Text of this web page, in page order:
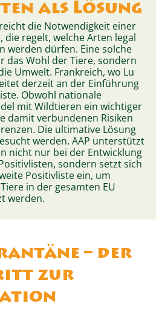
als Lösung
die Notwendigkeit einer
, die regelt, welche Arten legal
werden dürfen. Eine solche
das Wohl der Tiere, sondern
Umwelt. Frankreich, wo Lu
derzeit an der Einführung
Obwohl nationale
mit Wildtieren ein wichtiger
damit verbundenen Risiken
Die ultimative Lösung
werden. AAP unterstützt
nicht nur bei der Entwicklung
sondern setzt sich
Positivliste ein, um
in der gesamten EU
werden.
– der
zur